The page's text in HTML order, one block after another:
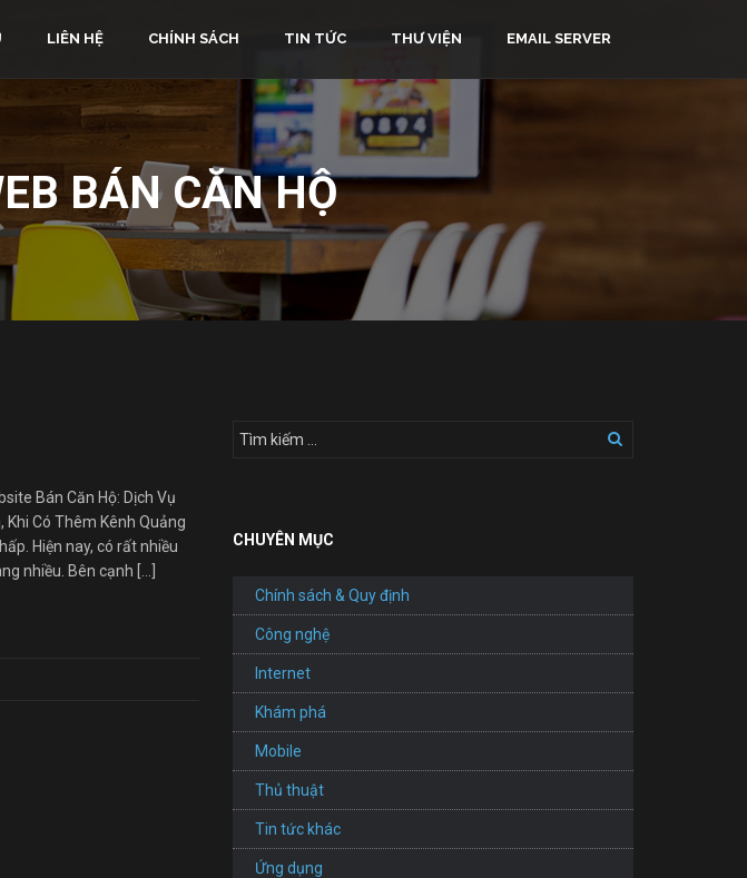
LIÊN HỆ CHÍNH SÁCH TIN TỨC THƯ VIỆN EMAIL SERVER
BÁN CĂN HỘ
Bán Căn Hộ: Dịch Vụ
Khi Có Thêm Kênh Quảng
Hiện nay, có rất nhiều
nhiều. Bên cạnh […]
CHUYÊN MỤC
Chính sách & Quy định
Công nghệ
Internet
Khám phá
Mobile
Thủ thuật
Tin tức khác
Ứng dụng